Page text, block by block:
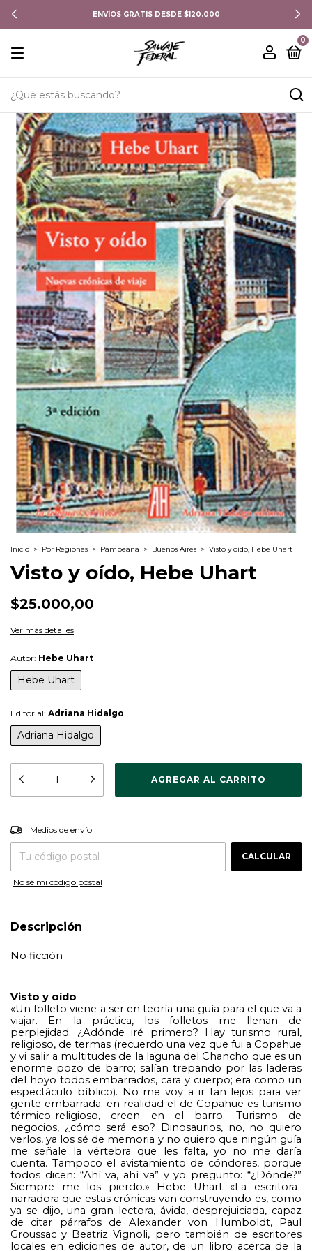
ENVÍOS GRATIS DESDE $120.000
0
Inicio > Por Regiones > Pampeana > Buenos Aires > Visto y oído, Hebe Uhart
Visto y oído, Hebe Uhart
$25.000,00
Ver más detalles
Autor: Hebe Uhart
Hebe Uhart
Editorial: Adriana Hidalgo
Adriana Hidalgo
Entregas para el CP:
Medios de envío
CALCULAR
No sé mi código postal
Descripción
No ficción
Visto y oído
«Un folleto viene a ser en teoría una guía para el que va a
viajar. En la práctica, los folletos me llenan de
perplejidad. ¿Adónde iré primero? Hay turismo rural,
religioso, de termas (recuerdo una vez que fui a Copahue
y vi salir a multitudes de la laguna del Chancho que es un
enorme pozo de barro; salían trepando por las laderas
del hoyo todos embarrados, cara y cuerpo; era como un
espectáculo bíblico). No me voy a ir tan lejos para ver
gente embarrada; en realidad el de Copahue es turismo
térmico-religioso, creen en el barro. Turismo de
negocios, ¿cómo será eso? Dinosaurios, no, no quiero
verlos, ya los sé de memoria y no quiero que ningún guía
me señale la vértebra que les falta, yo no me daría
cuenta. Tampoco el avistamiento de cóndores, porque
todos dicen: “Ahí va, ahí va” y yo pregunto: “¿Dónde?”
Siempre me los pierdo.» Hebe Uhart «La escritora-
narradora que estas crónicas van construyendo es, como
ya se dijo, una gran lectora, ávida, desprejuiciada, capaz
de citar párrafos de Alexander von Humboldt, Paul
Groussac y Beatriz Vignoli, pero también de escritores
locales en ediciones de autor, de un libro acerca de la